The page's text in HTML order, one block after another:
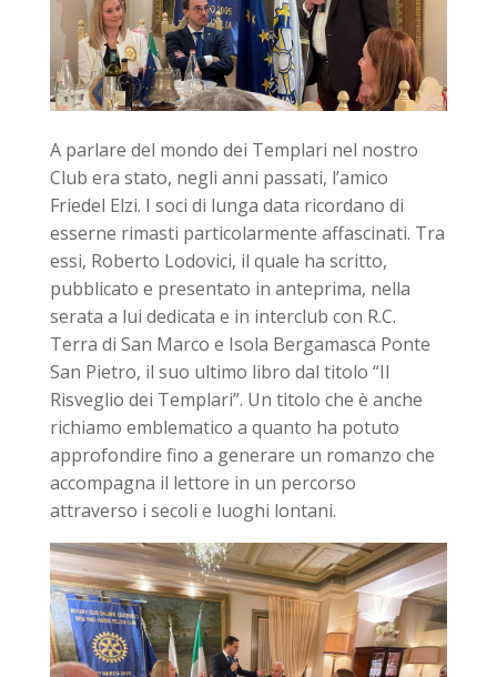
A parlare del mondo dei Templari nel nostro
Club era stato, negli anni passati, l’amico
Friedel Elzi. I soci di lunga data ricordano di
esserne rimasti particolarmente affascinati. Tra
essi, Roberto Lodovici, il quale ha scritto,
pubblicato e presentato in anteprima, nella
serata a lui dedicata e in interclub con R.C.
Terra di San Marco e Isola Bergamasca Ponte
San Pietro, il suo ultimo libro dal titolo “Il
Risveglio dei Templari”. Un titolo che è anche
richiamo emblematico a quanto ha potuto
approfondire fino a generare un romanzo che
accompagna il lettore in un percorso
attraverso i secoli e luoghi lontani.